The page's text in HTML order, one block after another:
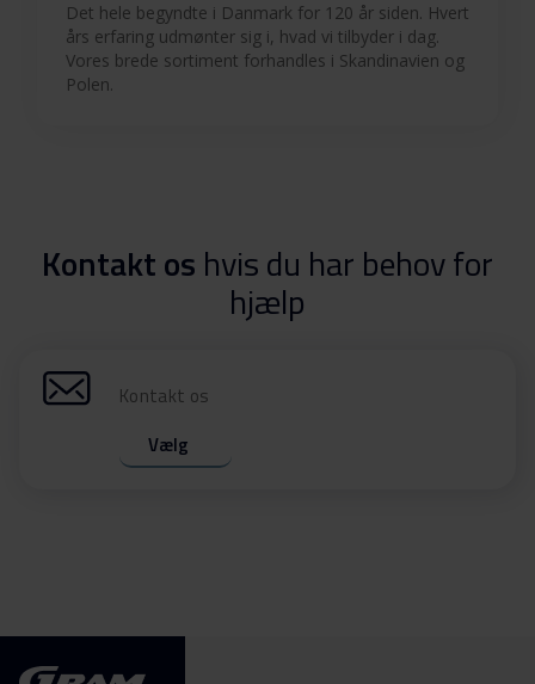
Det hele begyndte i Danmark for 120 år siden. Hvert
års erfaring udmønter sig i, hvad vi tilbyder i dag.
Vores brede sortiment forhandles i Skandinavien og
Polen.
Kontakt os hvis du har behov for
hjælp
Kontakt os
Vælg